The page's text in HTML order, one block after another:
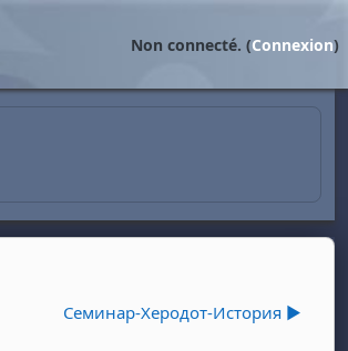
Non connecté. (Connexion)
Семинар-Херодот-История ▶︎